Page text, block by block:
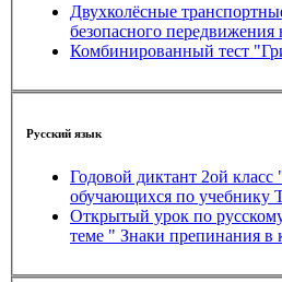
Двухколёсные
безопасного передвижения
Комбинированный тест
Русский язык
Годовой диктант 2ой
обучающихся по учебнику
Открытый урок по
теме " Знаки препинания в